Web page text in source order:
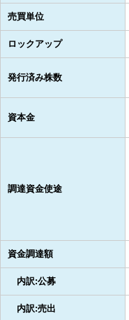
売買単位
ロックアップ
発行済み株数
資本金
調達資金使途
資金調達額
内訳:公募
内訳:売出